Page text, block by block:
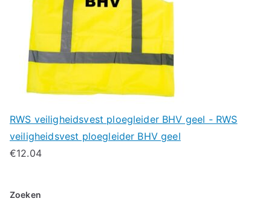
RWS veiligheidsvest ploegleider BHV geel - RWS
veiligheidsvest ploegleider BHV geel
€12.04
Zoeken